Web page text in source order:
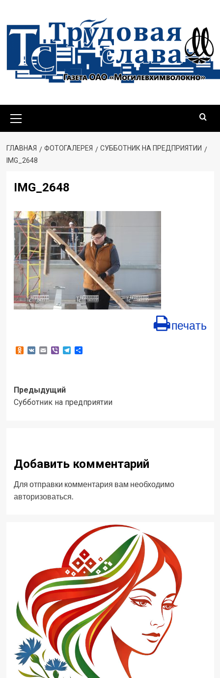
содержимому
меню
ГЛАВНАЯ ФОТОГАЛЕРЕЯ
СУББОТНИК НА ПРЕДПРИЯТИИ
IMG_2648
IMG_2648
печать
Odnoklassniki
VKEmailViberTelegram
Отправить
Навигация
записи
Предыдущий
Субботник на предприятии
Добавить комментарий
Для отправки комментария вам необходимо
авторизоваться.